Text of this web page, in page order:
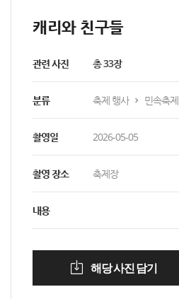
캐리와 친구들
관련 사진 총 33장
분류 축제 행사 민속축제
촬영일 2026-05-05
촬영 장소 축제장
내용
해당 사진 담기